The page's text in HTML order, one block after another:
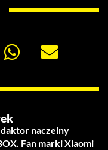
naczelny
Fan marki Xiaomi